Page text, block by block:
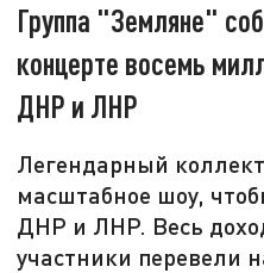
Группа "Земляне"
концерте восемь
ДНР и ЛНР
Легендарный
масштабное шоу,
ДНР и ЛНР. Весь
участники перевели